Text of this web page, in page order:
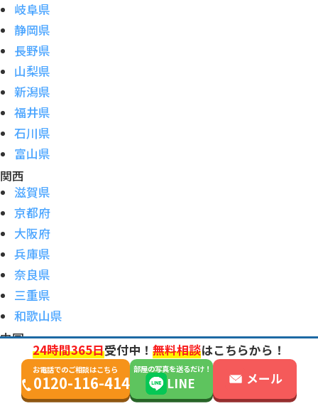
岐阜県
静岡県
長野県
山梨県
新潟県
福井県
石川県
富山県
関西
滋賀県
京都府
大阪府
兵庫県
奈良県
三重県
和歌山県
中国
岡山県
山口県
広島県
24時間365日受付中！ 無料相談はこちらから！
お電話でのご相談はこちら
0120-116-414
部屋の写真を送るだけ！
LINE メール